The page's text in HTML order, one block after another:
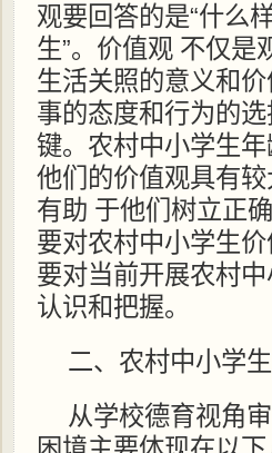
观要回答的是“什么
生”。价值观 不仅是
生活关照的意义和
事的态度和行为的
键。农村中小学生
他们的价值观具有
有助 于他们树立正
要对农村中小学生
要对当前开展农村
认识和把握。
二、农村中小学
从学校德育视角